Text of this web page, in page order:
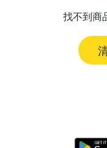
找不到商